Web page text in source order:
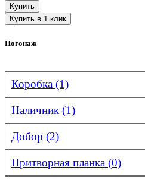
Погонаж
Коробка (1)
Наличник (1)
Добор (2)
Притворная планка (0)